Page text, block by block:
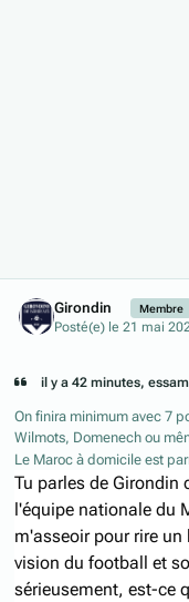
Girondin Membre
Posté(e) le 21 mai
il y a 42 minutes,
On finira minimum avec 7
Wilmots, Domenech ou
Le Maroc à domicile est
Tu parles de Girondin
l'équipe nationale du
m'asseoir pour rire
vision du football et
sérieusement, est-ce